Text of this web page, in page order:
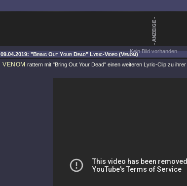
Kein Bild vorhanden.
09.04.2019: "Bring Out Your Dead" Lyric-Video (Venom)
VENOM rattern mit "Bring Out Your Dead"einen weiteren Lyric-Clip zu ihrer